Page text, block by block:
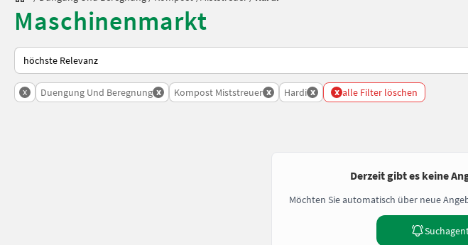
Maschinenmarkt
So wird auf Landwirt.com sortiert
x Duengung Und Beregnung x Kompost Miststreuer x Hardi x x alle Filter löschen
Derzeit gibt es keine
Möchten Sie automatisch über neue